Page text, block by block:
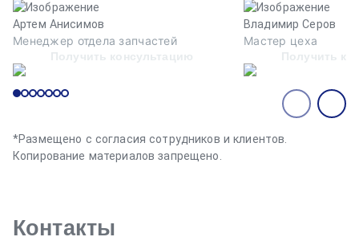
Артем Анисимов
Менеджер отдела запчастей
Получить консультацию
Владимир Серов
Мастер цеха
Получить
*Размещено с согласия сотрудников и клиентов.
Копирование материалов запрещено.
Контакты